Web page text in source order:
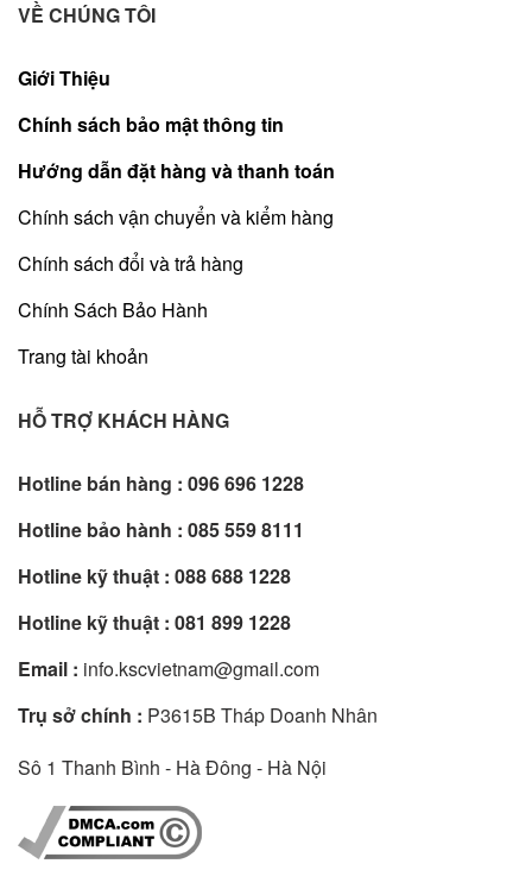
VỀ CHÚNG TÔI
Giới Thiệu
Chính sách bảo mật thông tin
Hướng dẫn đặt hàng và thanh toán
Chính sách vận chuyển và kiểm hàng
Chính sách đổi và trả hàng
Chính Sách Bảo Hành
Trang tài khoản
HỖ TRỢ KHÁCH HÀNG
Hotline bán hàng : 096 696 1228
Hotline bảo hành : 085 559 8111
Hotline kỹ thuật : 088 688 1228
Hotline kỹ thuật : 081 899 1228
Email : info.kscvietnam@gmail.com
Trụ sở chính : P3615B Tháp Doanh Nhân
Sô 1 Thanh Bình - Hà Đông - Hà Nội